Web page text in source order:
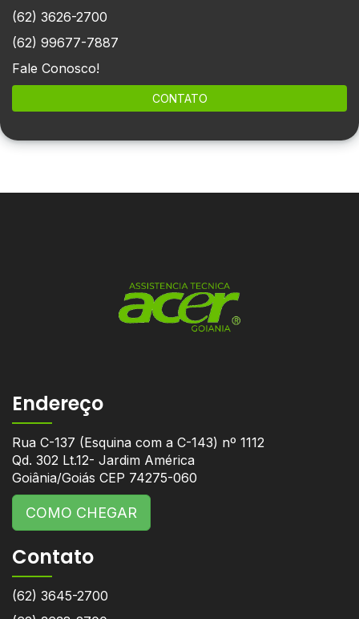
(62) 3626-2700
(62) 99677-7887
Fale Conosco!
CONTATO
Endereço
Rua C-137 (Esquina com a C-143) nº 1112
Qd. 302 Lt.12- Jardim América
Goiânia/Goiás CEP 74275-060
COMO CHEGAR
Contato
(62) 3645-2700